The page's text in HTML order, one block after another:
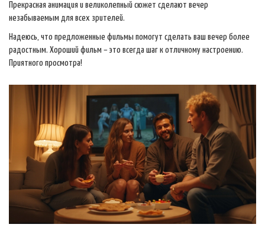
Прекрасная анимация и великолепный сюжет сделают вечер
незабываемым для всех зрителей.
Надеюсь, что предложенные фильмы помогут сделать ваш вечер более
радостным. Хороший фильм – это всегда шаг к отличному настроению.
Приятного просмотра!